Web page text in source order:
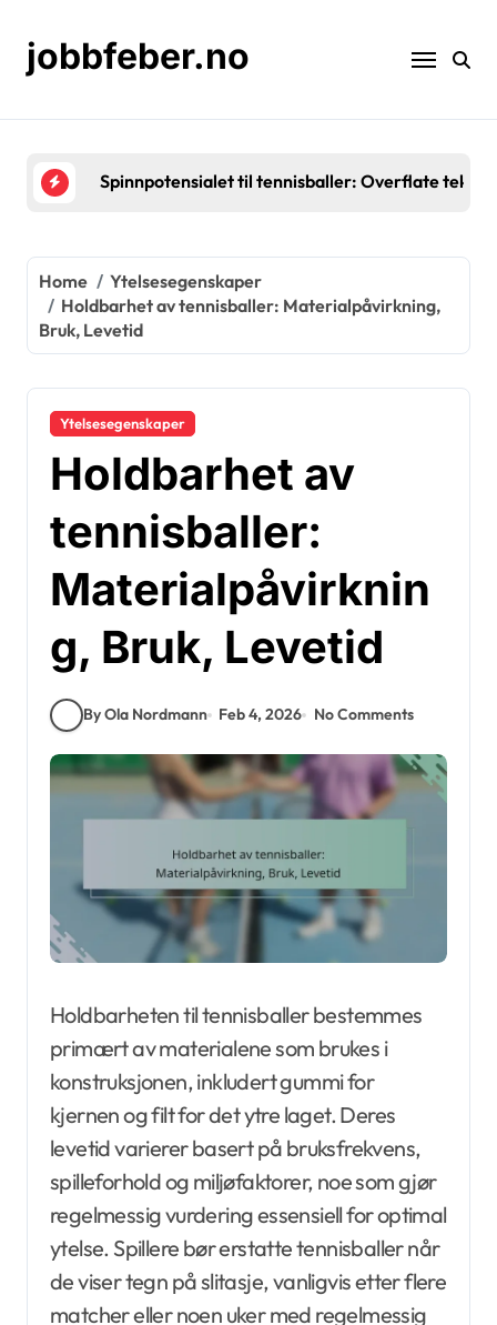
contentjobbfeber.no
Gummikjerner i tennisballer: Elastisitet,
Home
Ytelsesegenskaper
Holdbarhet av tennisballer: Materialpåvirkning,
Bruk, Levetid
Ytelsesegenskaper
Holdbarhet av
tennisballer:
Materialpåvirknin
g, Bruk, Levetid
By Ola Nordmann Feb 4, 2026 No Comments
Holdbarheten til tennisballer bestemmes
primært av materialene som brukes i
konstruksjonen, inkludert gummi for
kjernen og filt for det ytre laget. Deres
levetid varierer basert på bruksfrekvens,
spilleforhold og miljøfaktorer, noe som gjør
regelmessig vurdering essensiell for optimal
ytelse. Spillere bør erstatte tennisballer når
de viser tegn på slitasje, vanligvis etter flere
matcher eller noen uker med regelmessig